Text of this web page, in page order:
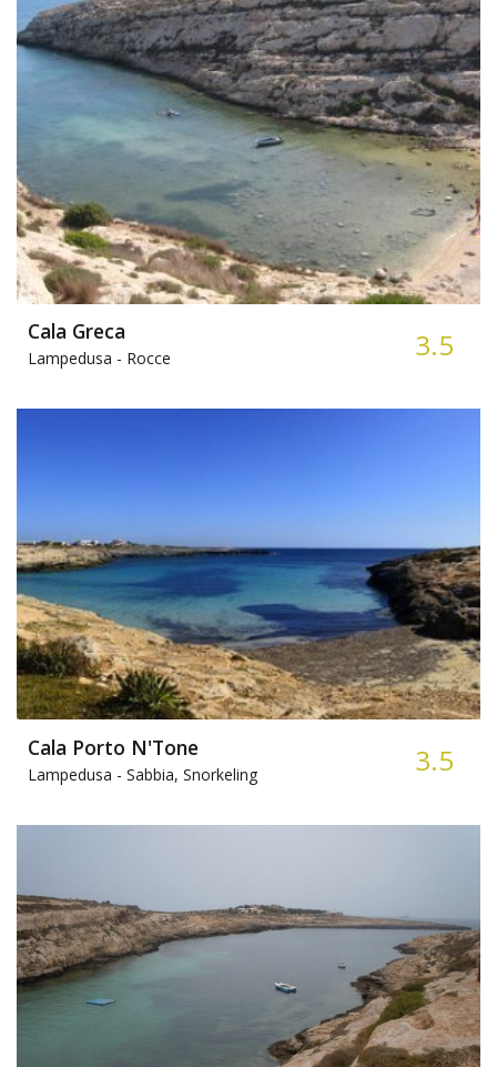
Cala Greca
Lampedusa - Rocce 3.5
Cala Porto N'Tone
Lampedusa - Sabbia, Snorkeling 3.5